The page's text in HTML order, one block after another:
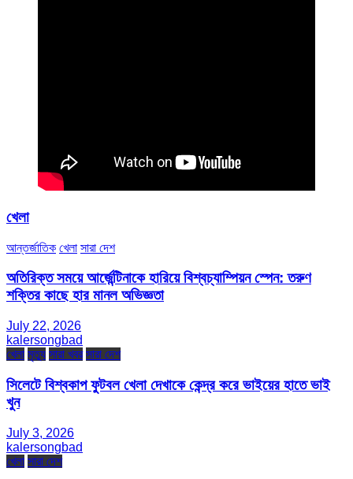
খেলা
আন্তর্জাতিক খেলা সারা দেশ
অতিরিক্ত সময়ে আর্জেন্টিনাকে হারিয়ে বিশ্বচ্যাম্পিয়ন স্পেন: তরুণ
শক্তির কাছে হার মানল অভিজ্ঞতা
July 22, 2026
kalersongbad
খেলা মৃত্যু সারা খবর সারা দেশ
সিলেটে বিশ্বকাপ ফুটবল খেলা দেখাকে কেন্দ্র করে ভাইয়ের হাতে ভাই
খুন
July 3, 2026
kalersongbad
খেলা সারা দেশ